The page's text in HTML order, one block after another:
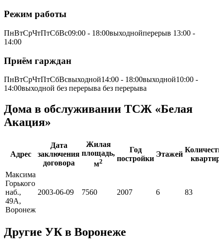
Режим работы
ПнВтСрЧтПтСбВс09:00 - 18:00выходнойперерыв 13:00 -
14:00
Приём гарждан
ПнВтСрЧтПтСбВсвыходной14:00 - 18:00выходной10:00 -
14:00выходной без перерыва без перерыва
Дома в обслуживании ТСЖ «Белая
Акация»
Адрес
Дата
заключения
договора
Жилая
площадь,
м2
Год
постройки
Этажей
Максима
Горького
наб.,
49А,
Воронеж
2003-06-09 7560 2007 6 83
Другие УК в Воронеже